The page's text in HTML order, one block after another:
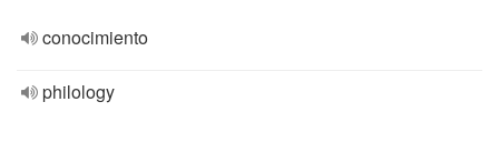
conocimiento
philology